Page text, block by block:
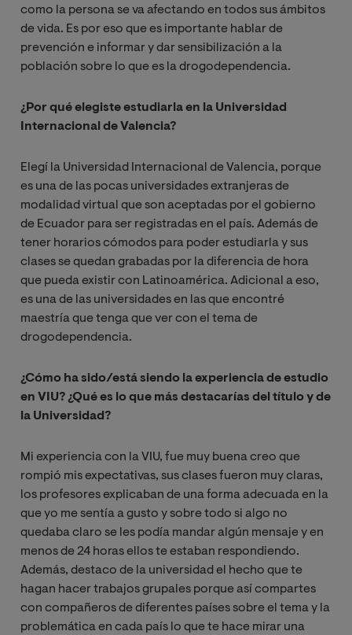
como la persona se va afectando en todos sus ámbitos
de vida. Es por eso que es importante hablar de
prevención e informar y dar sensibilización a la
población sobre lo que es la drogodependencia.
¿Por qué elegiste estudiarla en la Universidad
Internacional de Valencia?
Elegí la Universidad Internacional de Valencia, porque
es una de las pocas universidades extranjeras de
modalidad virtual que son aceptadas por el gobierno
de Ecuador para ser registradas en el país. Además de
tener horarios cómodos para poder estudiarla y sus
clases se quedan grabadas por la diferencia de hora
que pueda existir con Latinoamérica. Adicional a eso,
es una de las universidades en las que encontré
maestría que tenga que ver con el tema de
drogodependencia.
¿Cómo ha sido/está siendo la experiencia de estudio
en VIU? ¿Qué es lo que más destacarías del título y de
la Universidad?
Mi experiencia con la VIU, fue muy buena creo que
rompió mis expectativas, sus clases fueron muy claras,
los profesores explicaban de una forma adecuada en la
que yo me sentía a gusto y sobre todo si algo no
quedaba claro se les podía mandar algún mensaje y en
menos de 24 horas ellos te estaban respondiendo.
Además, destaco de la universidad el hecho que te
hagan hacer trabajos grupales porque así compartes
con compañeros de diferentes países sobre el tema y la
problemática en cada país lo que te hace mirar una